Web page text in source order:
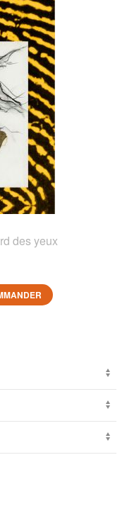
des yeux